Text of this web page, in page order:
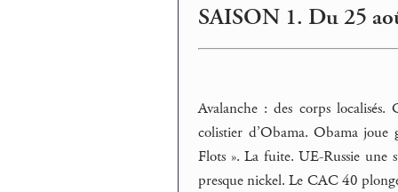
SAISON 1. Du 25
Avalanche : des corps
colistier d’Obama. Obama
Flots ». La fuite. UE-Russie une
presque nickel. Le CAC 40